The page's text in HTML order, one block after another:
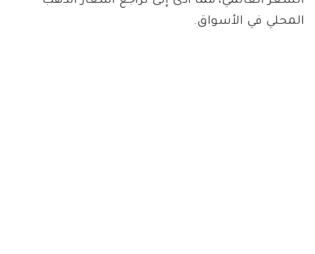
المحلي في الأسواق.